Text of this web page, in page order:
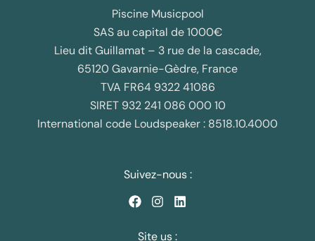
Piscine Musicpool
SAS au capital de 1000€
Lieu dit Guillamat – 3 rue de la cascade,
65120 Gavarnie-Gèdre, France
TVA FR64 9322 41086
SIRET 932 241 086 000 10
International code Loudspeaker : 8518.10.4000
Suivez-nous :
Site us :